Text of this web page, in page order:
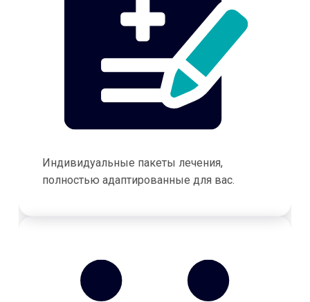
Индивидуальные пакеты лечения,
полностью адаптированные для вас.